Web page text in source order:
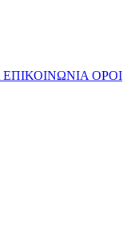
ΕΠΙΚΟΙΝΩΝΙΑ ΟΡΟΙ